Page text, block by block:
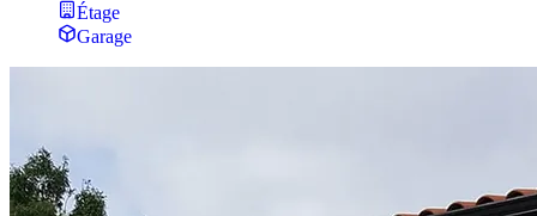
Étage
Garage